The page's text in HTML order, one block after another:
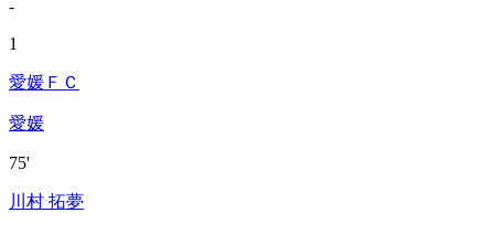
-
1
愛媛ＦＣ
愛媛
75'
川村 拓夢